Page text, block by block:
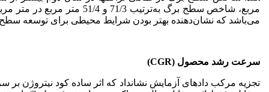
می‌باشد که نشان‌دهنده بهتر بودن شرایط محیطی برای توسعه
سرعت رشد محصول (CGR
)
تجزیه مرکب دادهای آزمایش نشان­داد که اثر ساده کود